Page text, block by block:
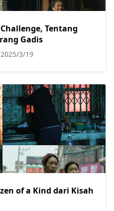
Tentang
Gadis
2025/3/19
of a Kind dari Kisah